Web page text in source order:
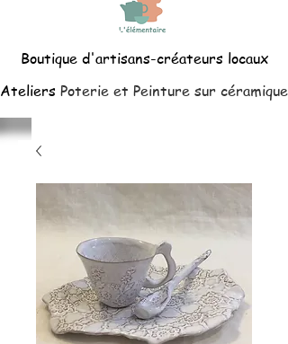
Boutique d'artisans-créateurs locaux
Ateliers Poterie et Peinture sur céramique